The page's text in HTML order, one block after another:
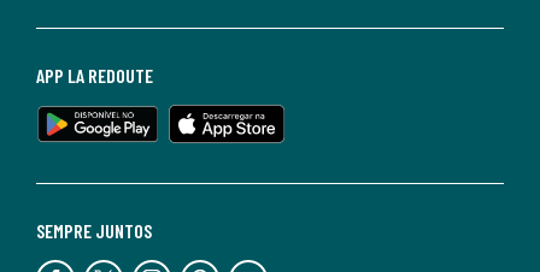
SEMPRE JUNTOS
APP LA REDOUTE